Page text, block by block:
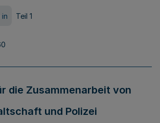
in Teil 1
die Zusammenarbeit von
und Polizei